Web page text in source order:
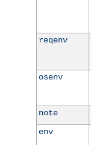
reqenv
osenv
note
env